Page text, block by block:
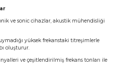
ve sonic cihazlar, akustik mühendisliği
yüksek frekanstaki titreşimlerle
oluşturur.
ve çeşitlendirilmiş frekans tonları ile